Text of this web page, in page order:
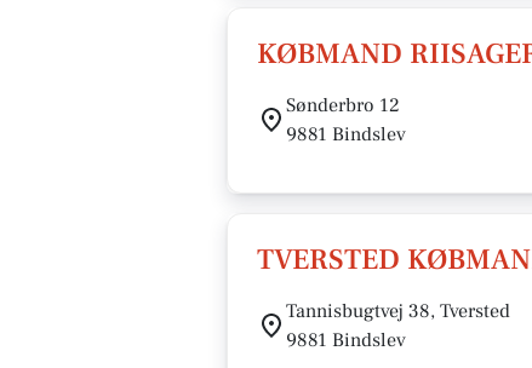
KØBMAND
Sønderbro 12
9881 Bindslev
TVERSTED
Tannisbugtvej 38, Tversted
9881 Bindslev